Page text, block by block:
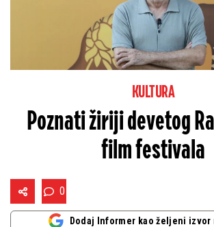
KULTURA
Poznati žiriji devetog
film festivala
0
Dodaj Informer kao željeni izvor